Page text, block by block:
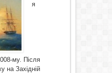
я
му. Після
на Західній